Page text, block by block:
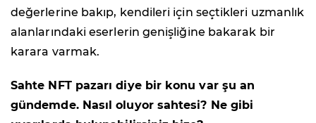
değerlerine bakıp, kendileri için seçtikleri uzmanlık
alanlarındaki eserlerin genişliğine bakarak bir
karara varmak.
Sahte NFT pazarı diye bir konu var şu an
gündemde. Nasıl oluyor sahtesi? Ne gibi